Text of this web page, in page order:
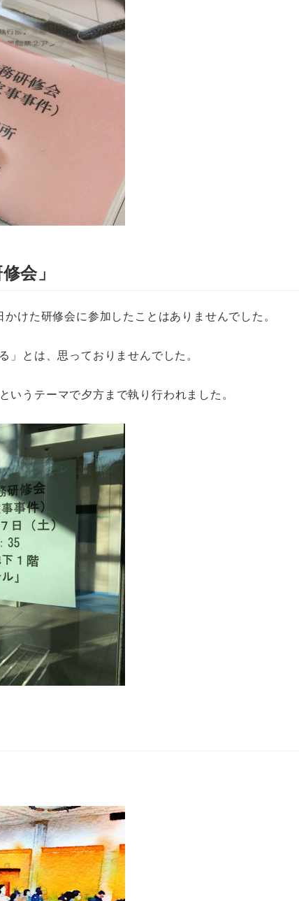
会」
けた研修会に参加したことはありませんでした。
とは、思っておりませんでした。
いうテーマで夕方まで執り行われました。